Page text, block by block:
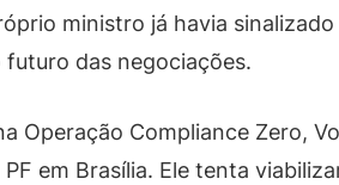
ministro já havia
das negociações.
Operação Compliance Zero,
em Brasília. Ele tenta